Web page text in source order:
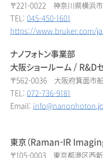
〒221-0022 神奈川県横浜
TEL: 045-450-1601
https://www.bruker.com/
ナノフォトン事業部
大阪ショールーム / R&D
〒562-0036 大阪府箕面市
TEL: 072-736-9181
Email: info@nanophoton.jp
東京（Raman-IR
〒105-0003 東京都港区西新